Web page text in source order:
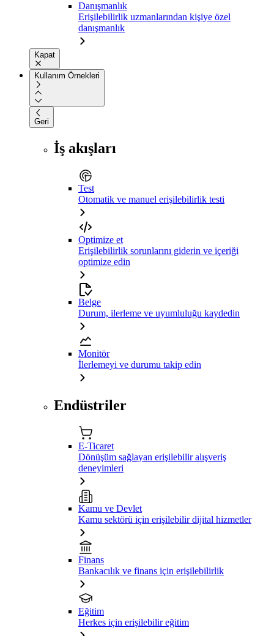
Danışmanlık
Erişilebilirlik uzmanlarından kişiye özel
danışmanlık
Kapat
Kullanım Örnekleri
Geri
İş akışları
Test
Otomatik ve manuel erişilebilirlik testi
Optimize et
Erişilebilirlik sorunlarını giderin ve içeriği
optimize edin
Belge
Durum, ilerleme ve uyumluluğu kaydedin
Monitör
İlerlemeyi ve durumu takip edin
Endüstriler
E-Ticaret
Dönüşüm sağlayan erişilebilir alışveriş
deneyimleri
Kamu ve Devlet
Kamu sektörü için erişilebilir dijital hizmetler
Finans
Bankacılık ve finans için erişilebilirlik
Eğitim
Herkes için erişilebilir eğitim